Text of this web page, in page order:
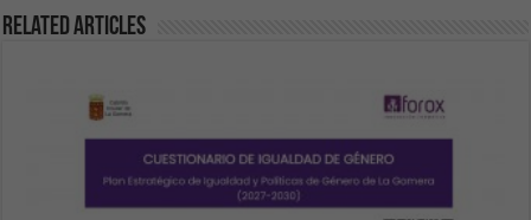
Related Articles